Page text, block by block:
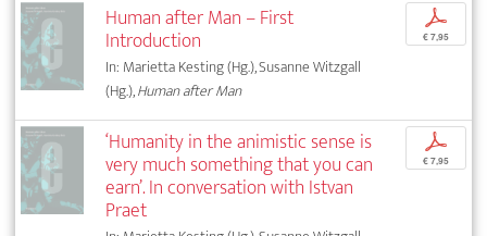
Human after Man – First
Introduction
In: Marietta Kesting (Hg.), Susanne Witzgall
(Hg.),Human after Man
p
€ 7,95
‘Humanity in the animistic sense is
very much something that you can
earn’. In conversation with Istvan
Praet
p
€ 7,95